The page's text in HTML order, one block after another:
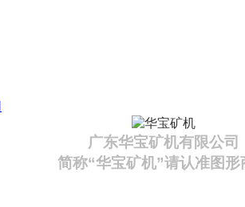
广东华宝矿机有限公司
简称“华宝矿机”请认准图形